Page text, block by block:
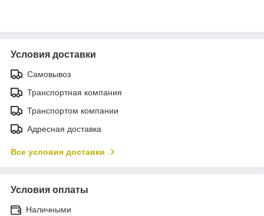
Условия доставки
Самовывоз
Транспортная компания
Транспортом компании
Адресная доставка
Все условия доставки
Условия оплаты
Наличными